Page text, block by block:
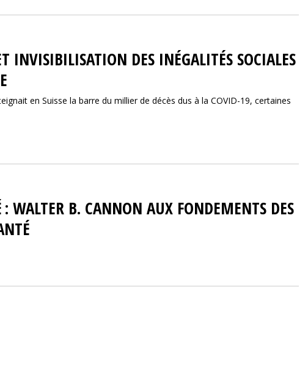
INVISIBILISATION DES INÉGALITÉS SOCIALES
en Suisse la barre du millier de décès dus à la COVID-19, certaines
: WALTER B. CANNON AUX FONDEMENTS DES